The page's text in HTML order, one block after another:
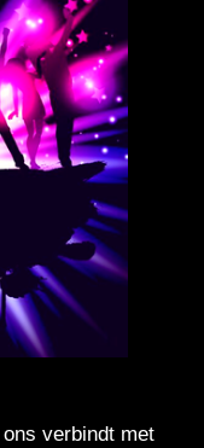
verbindt met